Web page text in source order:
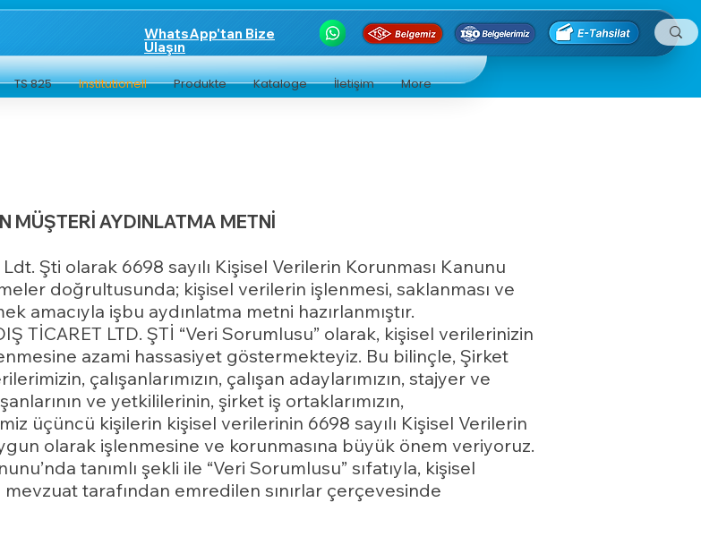
WhatsApp'tan Bize
Ulaşın
TS 825 Institutionell Produkte Kataloge İletişim More
MÜŞTERİ AYDINLATMA METNİ
Şti olarak 6698 sayılı Kişisel Verilerin Korunması Kanunu
doğrultusunda; kişisel verilerin işlenmesi, saklanması ve
amacıyla işbu aydınlatma metni hazırlanmıştır.
TİCARET LTD. ŞTİ “Veri Sorumlusu” olarak, kişisel verilerinizin
azami hassasiyet göstermekteyiz. Bu bilinçle, Şirket
çalışanlarımızın, çalışan adaylarımızın, stajyer ve
ve yetkililerinin, şirket iş ortaklarımızın,
üçüncü kişilerin kişisel verilerinin 6698 sayılı Kişisel Verilerin
olarak işlenmesine ve korunmasına büyük önem veriyoruz.
tanımlı şekli ile “Veri Sorumlusu” sıfatıyla, kişisel
mevzuat tarafından emredilen sınırlar çerçevesinde